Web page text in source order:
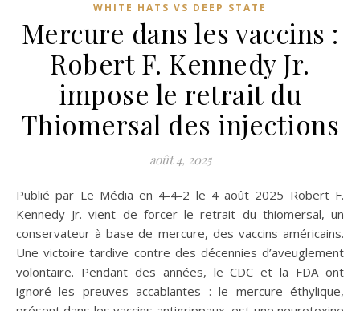
WHITE HATS VS DEEP STATE
Mercure dans les vaccins :
Robert F. Kennedy Jr.
impose le retrait du
Thiomersal des injections
août 4, 2025
Publié par Le Média en 4-4-2 le 4 août 2025 Robert F.
Kennedy Jr. vient de forcer le retrait du thiomersal, un
conservateur à base de mercure, des vaccins américains.
Une victoire tardive contre des décennies d’aveuglement
volontaire. Pendant des années, le CDC et la FDA ont
ignoré les preuves accablantes : le mercure éthylique,